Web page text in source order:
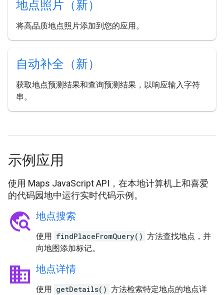
地点照片（新）
将高品质地点照片添加到您的应用。
自动补全（新）
获取地点预测结果和查询预测结果，以响应输入字符
串。
示例应用
使用 Maps JavaScript API，在本地计算机上和喜爱
的代码园地中运行实时代码示例。
travel_explore 地点搜索
使用 findPlaceFromQuery() 方法查找地点，并
向地图添加标记。
business 地点详情
使用 getDetails() 方法检索特定地点的地点详